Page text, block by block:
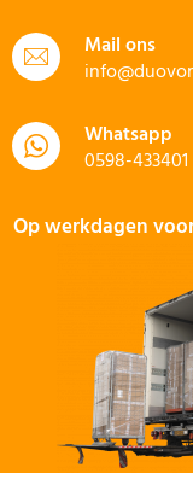
Mail ons
Whatsapp
0598-433401
Op werkdagen